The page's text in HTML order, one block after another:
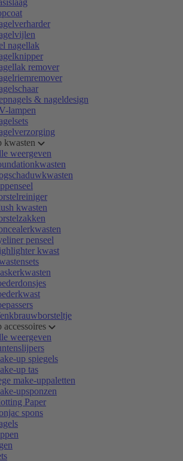
nagellak
remover
& nageldesign
lampen
kwasten
weergeven
kwasten
penseel
kwast
accessoires
weergeven
up spiegels
up tas
make-uppaletten
upsponzen
Paper
spons